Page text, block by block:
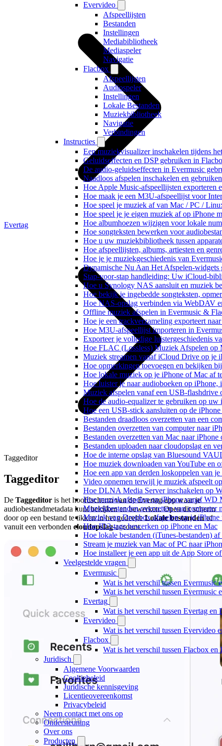
Evervideo
Afspeellijsten
Bestanden
Instellingen
Mediabibliotheek
Mediaspeler
Navigatie
Flacbox
Afspeellijsten
Audiospeler
Instellingen
Lokale Bestanden
Muziekbibliotheek
Navigatie
Verbindingen
Instructies
Een muziekvisualizer inschakelen tijdens
Geluidseffecten en DSP gebruiken in
De audio-geluidseffecten in Evermusic
Naadloos afspelen inschakelen en
Hoe Apple Music-afspeellijsten exporteren
Hoe maak je een M3U-afspeellijst voor
Hoe speel je muziek af van Mac / PC /
Hoe speel je je eigen muziek af op iPhone
Hoe albumhoezen wijzigen voor lokale
Hoe songteksten bewerken voor
Hoe u uw muziekbibliotheek tussen
Hoe afspeellijsten, albums, artiesten en
Hoe je je muziekgeschiedenis van
Dynamische Nu Aan Het Afspelen-
Stap-voor-stap handleiding: Uw iCloud-
Hoe u Synology NAS aansluit en muziek
Hoe bekijk je ingebedde songteksten,
Hoe NAS-opslag verbinden via WebDAV
Offline muziek afspelen in Evermusic &
Hoe je een trackverzameling exporteert
Hoe M3U-afspeellijst importeren in
Exporteer je volledige luistergeschiedenis
Hoe FLAC (Lossless) Muziek Afspelen op
Muziek streamen vanaf iCloud Drive op je
Hoe opmerkingen toevoegen en bekijken
Hoe lokale muziek op je iPhone of Mac af
Hoe luister je naar audioboeken op iPhone,
Muziek afspelen vanaf een USB-
Hoe de audio-equalizer te gebruiken op
Hoe een USB-stick aansluiten op de
Bestanden draadloos overzetten van een
Bestanden overzetten van computer naar
Bestanden overzetten van Mac naar
Bestanden uploaden naar cloudopslag en
Hoe de interne opslag van Bluesound
Hoe muziek downloaden van YouTube en
Hoe een app van derden loskoppelen van
Video opnemen terwijl je muziek afspeelt
Hoe DLNA Media Server inschakelen op
Hoe muziek afspelen op iPhone vanaf WD
Muziekbestanden overzetten van
Muziek van Dropbox afspelen op je
Hoe ID3-tags bewerken op iPhone en Mac
Hoe lokale bestanden (iTunes-bestanden)
Stream je muziek van Mac of PC naar
Hoe installeer je een app uit de App Store
Veelgestelde vragen
Evermusic
Wat is het verschil tussen Evermusic
Wat is het verschil tussen Evermusic
Evertag
Wat is het verschil tussen Evertag en
Evervideo
Wat is het verschil tussen Evervideo
Flacbox
Wat is het verschil tussen Flacbox en
Juridisch
Algemene Voorwaarden
Cookiebeleid
Juridische kennisgeving
Licentieovereenkomst
Privacybeleid
Neem contact met ons op
Ondersteuning
Over ons
Producten
Evertag
Taggeditor
Taggeditor
De Taggeditor is het hoofdscherm van de Evertag-app waar je
audiobestandmetadata kunt bekijken en bewerken. Open dit scherm
door op een bestand te tikken in het gedeelteLokale bestandenof
vanuit een verbonden cloudopslag-account.